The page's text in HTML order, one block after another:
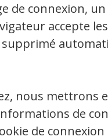
de connexion,
accepte
nous mettrons
de
de